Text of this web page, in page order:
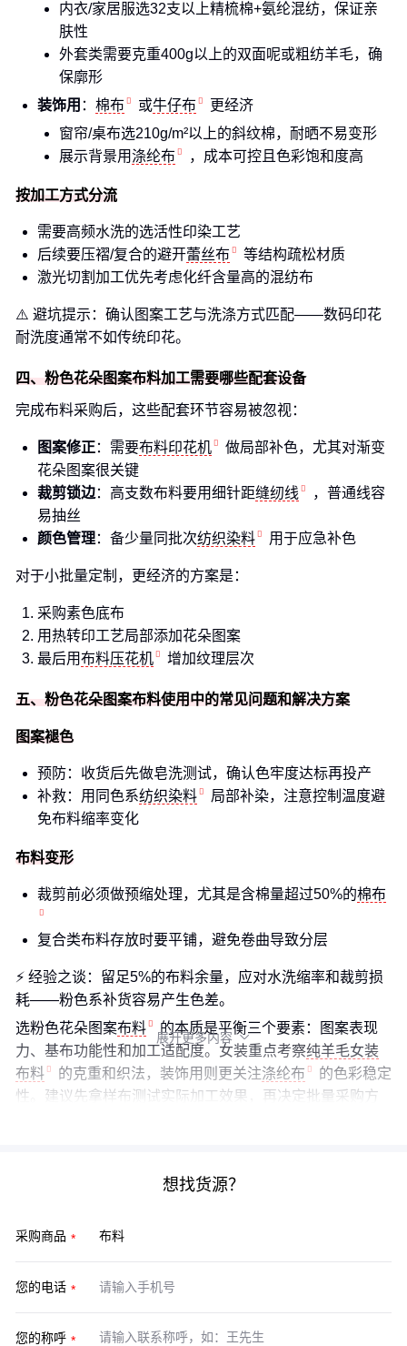
内衣/家居服选32支以上精梳棉+氨纶混纺，保证亲
肤性
外套类需要克重400g以上的双面呢或粗纺羊毛，确
保廓形
装饰用 ： 棉布 或牛仔布
更经济
窗帘/桌布选210g/m²以上的斜纹棉，耐晒不易变形
展示背景用涤纶布 ，成本可控且色彩饱和度高
按加工方式分流
需要高频水洗的选活性印染工艺
后续要压褶/复合的避开蕾丝布
等结构疏松材质
激光切割加工优先考虑化纤含量高的混纺布
⚠️ 避坑提示：确认图案工艺与洗涤方式匹配——数码印花
耐洗度通常不如传统印花。
四、粉色花朵图案布料加工需要哪些配套设备
完成布料采购后，这些配套环节容易被忽视：
图案修正：需要布料印花机
做局部补色，尤其对渐变
花朵图案很关键
裁剪锁边：高支数布料要用细针距缝纫线
，普通线容
易抽丝
颜色管理：备少量同批次纺织染料 用于应急补色
对于小批量定制，更经济的方案是：
采购素色底布
用热转印工艺局部添加花朵图案
最后用布料压花机 增加纹理层次
五、粉色花朵图案布料使用中的常见问题和解决方案
图案褪色
预防：收货后先做皂洗测试，确认色牢度达标再投产
补救：用同色系纺织染料
局部补染，注意控制温度避
免布料缩率变化
布料变形
裁剪前必须做预缩处理，尤其是含棉量超过50%的棉布
复合类布料存放时要平铺，避免卷曲导致分层
⚡ 经验之谈：留足5%的布料余量，应对水洗缩率和裁剪损
耗——粉色系补货容易产生色差。
选粉色花朵图案布料
的本质是平衡三个要素：图案表现
力、基布功能性和加工适配度。女装重点考察纯羊毛女装
布料
的克重和织法，装饰用则更关注涤纶布
的色彩稳定
性。建议先拿样布测试实际加工效果，再决定批量采购方
展开更多内容 
想找货源？
采购商品
您的电话
您的称呼